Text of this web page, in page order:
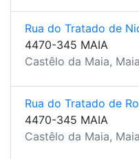
Rua do Tratado de
4470-345 MAIA
Castêlo da Maia,
Rua do Tratado de
4470-345 MAIA
Castêlo da Maia,